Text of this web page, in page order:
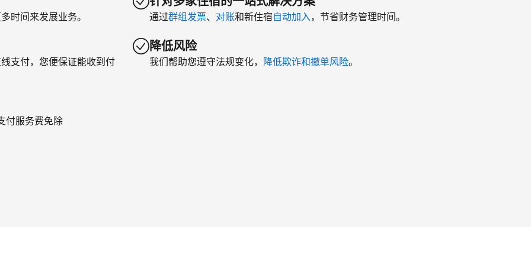
时间来发展业务。
支付，您便保证能收到付
付服务费免除
通过群组发票、 对账和新住宿自动加入，节省财务管理时间。
降低风险
我们帮助您遵守法规变化， 降低欺诈和撤单风险。